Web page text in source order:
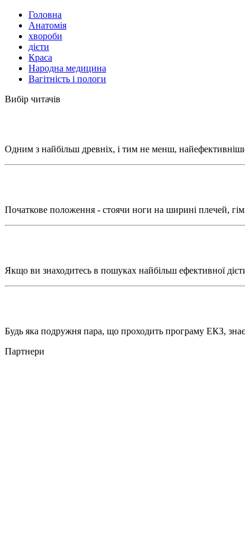
Головна
Анатомія
хвороби
дієти
Краса
Народна медицина
Вагітність і пологи
Вибір читачів
Одним з найбільш древніх, і тим не менш,
Початкове положення - стоячи ноги на ширині плечей,
Якщо ви знаходитесь в пошуках найбільш ефективної
Будь яка подружня пара, що проходить програму ЕКЗ,
Партнери